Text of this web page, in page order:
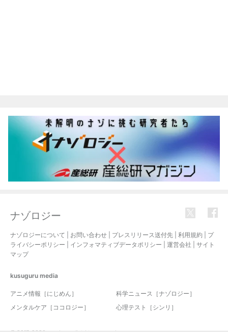
ナゾロジー
ナゾロジーについて お問い合わせ プレスリリース送付先 利用規約
プ
ライバシーポリシー
インフォマティブデータポリシー 運営会社
サイト
マップ
kusuguru media
アニメ情報［にじめん］
科学ニュース［ナゾロジー］
メンタルケア［ココロジー］
心理テスト［シンリ］